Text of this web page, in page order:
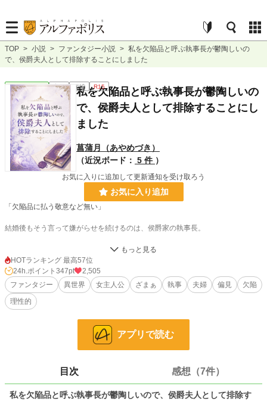
TOP > 小説 > ファンタジー小説 > 私を欠陥品と呼ぶ執事長が鬱陶しいの
で、侯爵夫人として排除することにしました
ファンタジー 完結 短編 R15
私を欠陥品と呼ぶ執事長が鬱陶しいの
で、侯爵夫人として排除することにし
ました
菖蒲月（あやめづき）
（近況ボード： 5 件 ）
お気に入りに追加して更新通知を受け取ろう
お気に入り追加
「欠陥品に払う敬意など無い」
結婚後もそう言って嫌がらせを続けるのは、侯爵家の執事長。
どうやら私は、幼少期の病が原因で、未だに“子を産めない欠陥品”扱いされてい
るらしい。
……でも。
正式に侯爵夫人となった今、その態度は見過ごせませんわね。
証拠も揃ったことですし、そろそろ排除を始めましょうか。
静かに怒る有能侯爵夫人による、理性的ざまぁ短編。
こちらの作品は「小説家になろう」にも投稿しています。
小説 3,819 位 / 228,743 件
HOTランキング 最高57位
24h.ポイント 347pt
2,505
ファンタジー
異世界 女主人公 ざまぁ 執事 夫婦 偏見
欠陥
理性的
アプリで読む
目次 感想（7件）
私を欠陥品と呼ぶ執事長が鬱陶しいので、侯爵夫人として排除す